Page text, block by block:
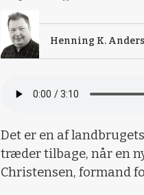
Henning K.
Det er en af
træder tilbage, når en
Christensen, formand